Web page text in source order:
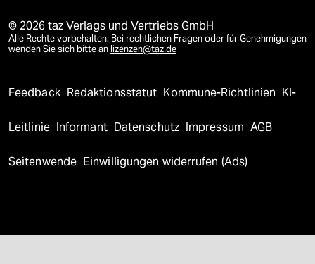
© 2026 taz Verlags und Vertriebs GmbH
Alle Rechte vorbehalten. Bei rechtlichen Fragen oder für Genehmigungen
wenden Sie sich bitte an lizenzen@taz.de
Feedback Redaktionsstatut Kommune-Richtlinien KI-
Leitlinie Informant Datenschutz Impressum AGB
Seitenwende Einwilligungen widerrufen (Ads)